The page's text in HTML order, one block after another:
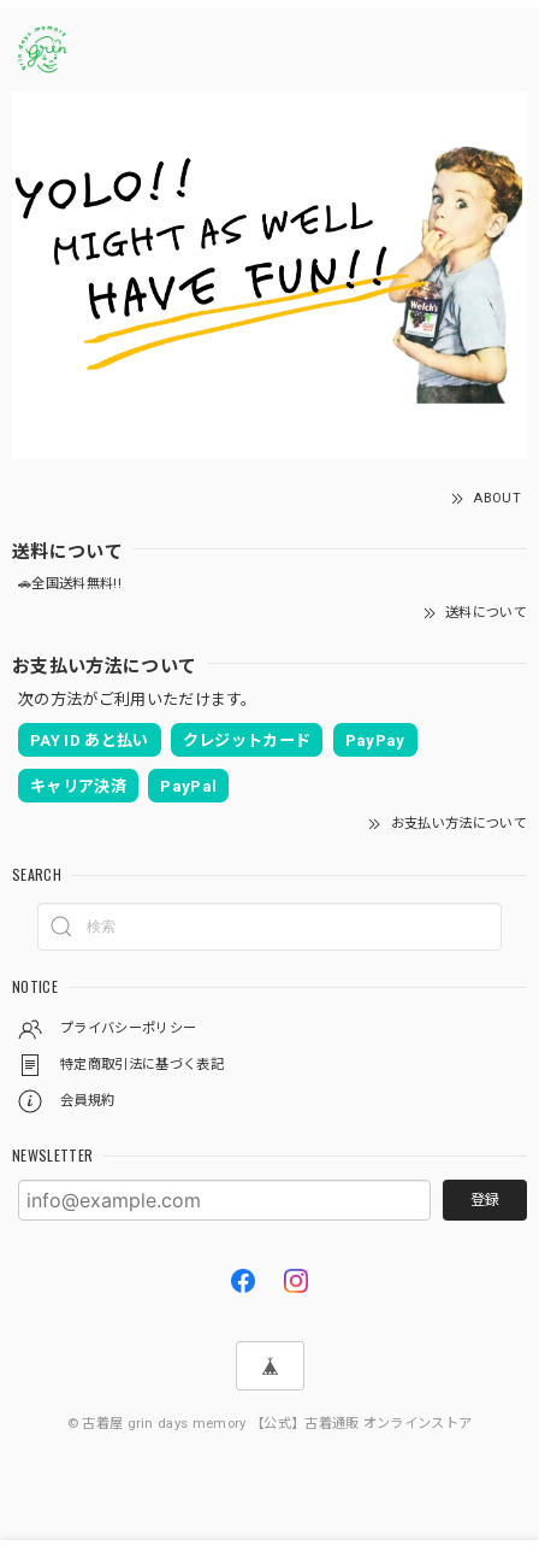
ABOUT
送料について
🚗全国送料無料!!
送料について
お支払い方法について
次の方法がご利用いただけます。
PAY ID あと払い クレジットカード PayPay
キャリア決済 PayPal
お支払い方法について
SEARCH
NOTICE
プライバシーポリシー
特定商取引法に基づく表記
会員規約
NEWSLETTER
登録
© 古着屋 grin days memory 【公式】古着通販 オンラインストア